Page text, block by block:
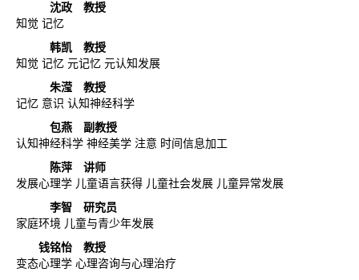
沈政
教授
知觉 记忆
韩凯
教授
知觉 记忆 元记忆 元认知发展
朱滢
教授
记忆 意识 认知神经科学
包燕
副教授
认知神经科学 神经美学 注意 时间信息加工
陈萍
讲师
发展心理学 儿童语言获得 儿童社会发展 儿童异常发展
李智
研究员
家庭环境 儿童与青少年发展
钱铭怡
教授
变态心理学 心理咨询与心理治疗